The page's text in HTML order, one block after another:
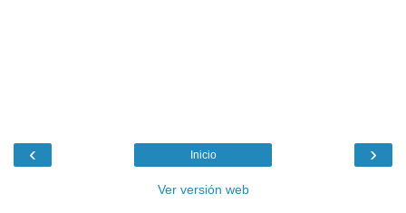
‹ ›
Inicio
Ver versión web